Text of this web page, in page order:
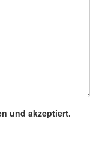
und akzeptiert.